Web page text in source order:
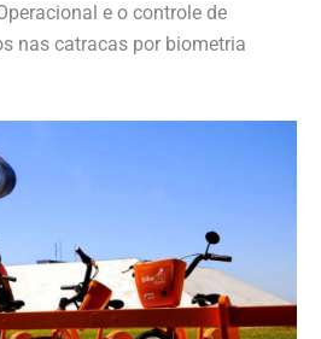
e o controle de
nas catracas por biometria